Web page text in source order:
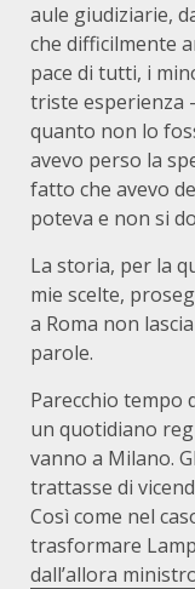
aule giudiziarie,
che difficilmente
pace di tutti, i
triste esperienza
quanto non lo
avevo perso la
fatto che avevo
poteva e non si
La storia, per la
mie scelte,
a Roma non
parole.
Parecchio tempo
un quotidiano
vanno a Milano.
trattasse di
Così come nel
trasformare
dall’allora